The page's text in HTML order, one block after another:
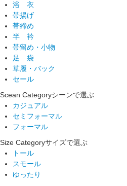
浴 衣
帯揚げ
帯締め
半 衿
帯留め・小物
足 袋
草履・バック
セール
Scean Categoryシーンで選ぶ
カジュアル
セミフォーマル
フォーマル
Size Categoryサイズで選ぶ
トール
スモール
ゆったり